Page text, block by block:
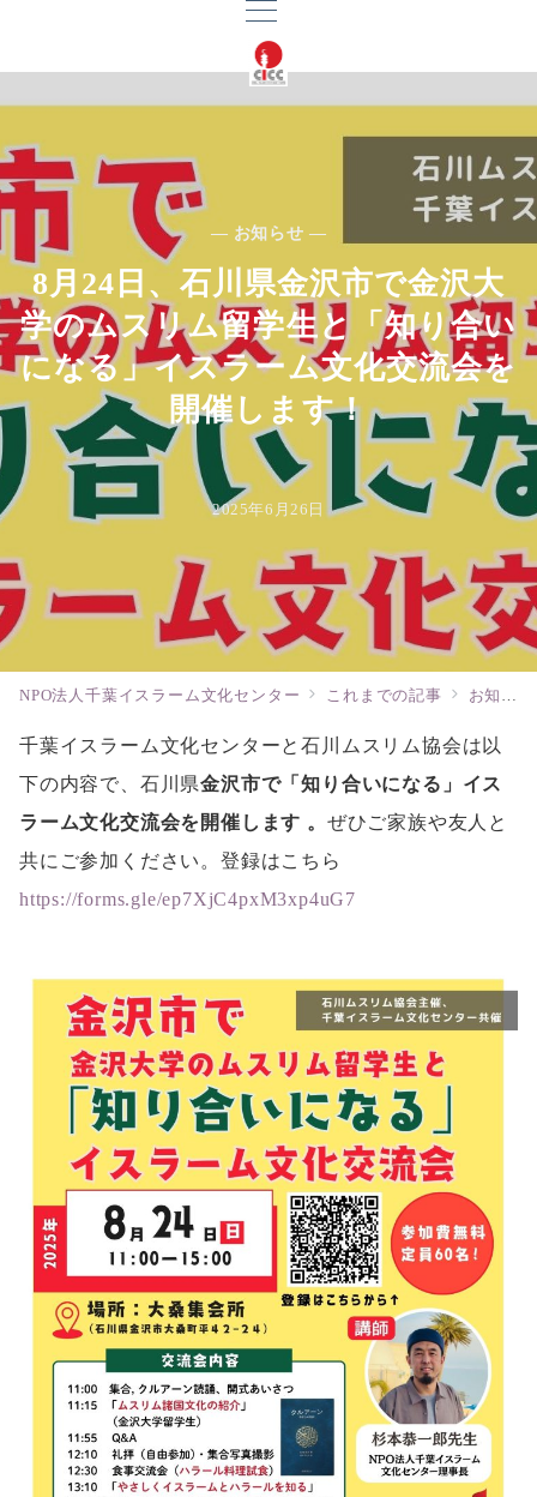
— お知らせ —
8月24日、石川県金沢市で金沢大
学のムスリム留学生と「知り合い
になる」イスラーム文化交流会を
開催します！
2025年6月26日
NPO法人千葉イスラーム文化センター これまでの記事 お知らせ
千葉イスラーム文化センターと石川ムスリム協会は以
下の内容で、石川県金沢市で「知り合いになる」イス
ラーム文化交流会を開催します 。 ぜひご家族や友人と
共にご参加ください。登録はこちら
https://forms.gle/ep7XjC4pxM3xp4uG7